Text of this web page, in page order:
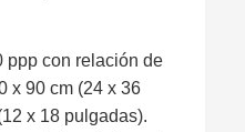
ppp con relación de
x 90 cm (24 x 36
x 18 pulgadas).